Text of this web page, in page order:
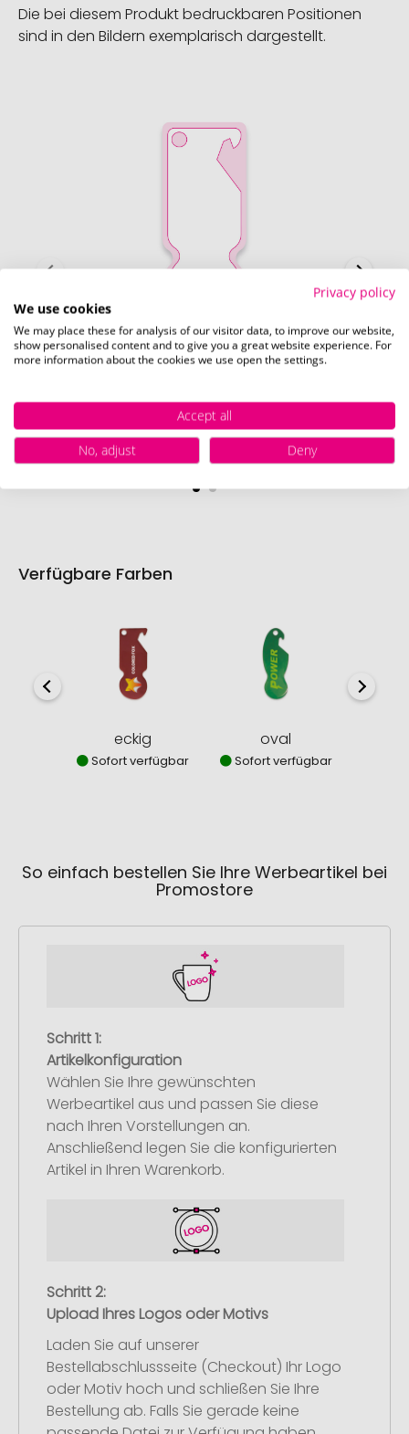
Die bei diesem Produkt bedruckbaren Positionen
sind in den Bildern exemplarisch dargestellt.
Johann (62 x 23 mm)
Schnell und einfach
die Standskizze
Verfügbare Farben
eckig
Sofort verfügbar
oval
Sofort verfügbar
So einfach bestellen Sie Ihre Werbeartikel bei
Promostore
Schritt 1:
Artikelkonfiguration
Wählen Sie Ihre gewünschten
Werbeartikel aus und passen Sie diese
nach Ihren Vorstellungen an.
Anschließend legen Sie die konfigurierten
Artikel in Ihren Warenkorb.
Schritt 2:
Upload Ihres Logos oder Motivs
Laden Sie auf unserer
Bestellabschlussseite (Checkout) Ihr Logo
oder Motiv hoch und schließen Sie Ihre
Bestellung ab. Falls Sie gerade keine
Privacy policy
We use cookies
We may place these for analysis of our visitor data, to improve our website,
show personalised content and to give you a great website experience. For
more information about the cookies we use open the settings.
Accept all
No, adjust
Deny